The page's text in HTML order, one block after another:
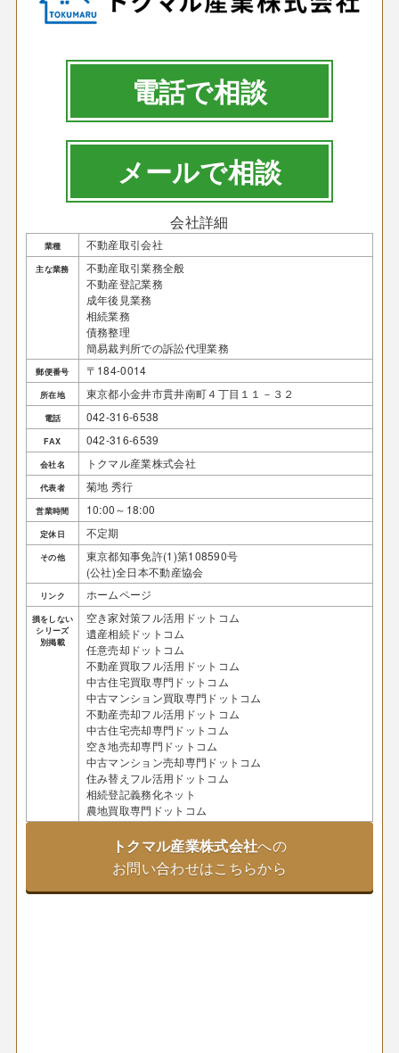
電話で相談
メールで相談
会社詳細
業種 不動産取引会社
主な業務
不動産取引業務全般
不動産登記業務
成年後見業務
相続業務
債務整理
簡易裁判所での訴訟代理業務
郵便番号 〒184-0014
所在地 東京都小金井市貫井南町４丁目１１－３２
電話 042-316-6538
FAX 042-316-6539
会社名 トクマル産業株式会社
代表者 菊地 秀行
営業時間 10:00～18:00
定休日 不定期
その他
東京都知事免許(1)第108590号
(公社)全日本不動産協会
リンク ホームページ
損をしない
シリーズ
別掲載
空き家対策フル活用ドットコム
遺産相続ドットコム
任意売却ドットコム
不動産買取フル活用ドットコム
中古住宅買取専門ドットコム
中古マンション買取専門ドットコム
不動産売却フル活用ドットコム
中古住宅売却専門ドットコム
空き地売却専門ドットコム
中古マンション売却専門ドットコム
住み替えフル活用ドットコム
相続登記義務化ネット
農地買取専門ドットコム
トクマル産業株式会社への
お問い合わせはこちらから